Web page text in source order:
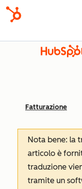
Fatturazione
Nota bene: la
articolo è
traduzione
tramite un